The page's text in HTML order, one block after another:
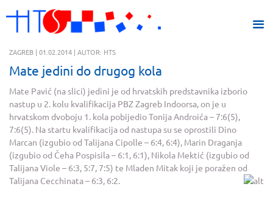
ZAGREB | 01.02.2014 | AUTOR: HTS
Mate jedini do drugog kola
Mate Pavić (na slici) jedini je od hrvatskih predstavnika izborio
nastup u 2. kolu kvalifikacija PBZ Zagreb Indoorsa, on je u
hrvatskom dvoboju 1. kola pobijedio Tonija Androića – 7:6(5),
7:6(5). Na startu kvalifikacija od nastupa su se oprostili Dino
Marcan (izgubio od Talijana Cipolle – 6:4, 6:4), Marin Draganja
(izgubio od Čeha Pospisila – 6:1, 6:1), Nikola Mektić (izgubio od
Talijana Viole – 6:3, 5:7, 7:5) te Mladen Mitak koji je poražen od
Talijana Cecchinata – 6:3, 6:2.